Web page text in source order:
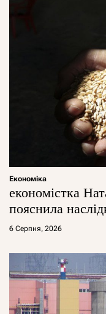
Економіка
економістка
пояснила
6 Серпня, 2026